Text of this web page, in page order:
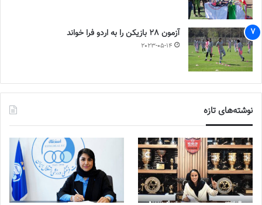
آزمون 28 بازیکن را به اردو فرا خواند
2023-05-14
نوشته‌های تازه